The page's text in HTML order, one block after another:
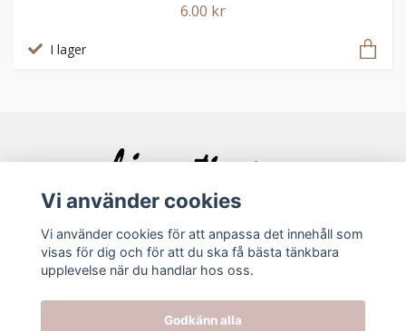
6.00 kr
I lager
Bolagsinfo
Köpvillkor
Vi använder cookies
Vi använder cookies för att anpassa det innehåll som
visas för dig och för att du ska få bästa tänkbara
upplevelse när du handlar hos oss.
Godkänn alla